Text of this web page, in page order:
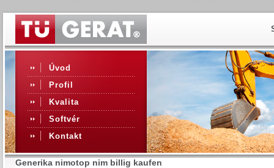
Úvod
Profil
Kvalita
Softvér
Kontakt
Generika nimotop nim billig kaufen